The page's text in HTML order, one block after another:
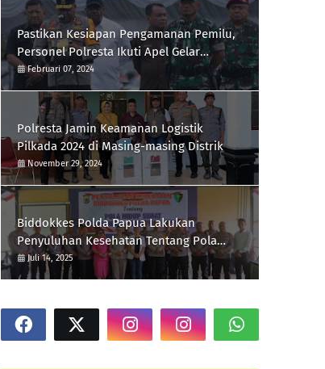
Pastikan Kesiapan Pengamanan Pemilu,
Personel Polresta Ikuti Apel Gelar
Pasukan Hari Ini
Februari 07, 2024
Polresta Jamin Keamanan Logistik
Pilkada 2024 di Masing-masing Distrik
November 29, 2024
Biddokkes Polda Papua Lakukan
Penyuluhan Kesehatan Tentang Pola
Hidup Sehat Di Polres Supiori
Juli 14, 2025